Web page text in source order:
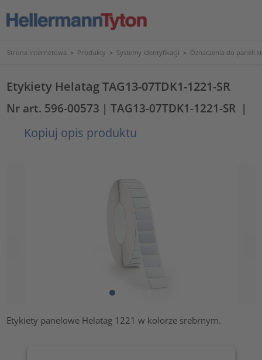
Strona internetowa > Produkty > Systemy identyfikacji > Oznaczenia do paneli
Etykiety Helatag TAG13-07TDK1-1221-SR
Nr art. 596-00573 | TAG13-07TDK1-1221-SR |
Kopiuj opis produktu
Etykiety panelowe Helatag 1221 w kolorze srebrnym.